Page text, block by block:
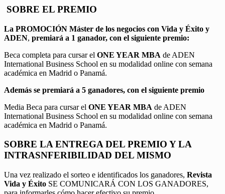
SOBRE EL PREMIO
La PROMOCIÓN Máster de los negocios con Vida y Éxito y
ADEN, premiará a 1 ganador, con el siguiente premio:
Beca completa para cursar el ONE YEAR MBA de ADEN
International Business School en su modalidad online con semana
académica en Madrid o Panamá.
Además se premiará a 5 ganadores, con el siguiente premio
Media Beca para cursar el ONE YEAR MBA de ADEN
International Business School en su modalidad online con semana
académica en Madrid o Panamá.
SOBRE LA ENTREGA DEL PREMIO Y LA
INTRASNFERIBILIDAD DEL MISMO
Una vez realizado el sorteo e identificados los ganadores, Revista
Vida y Éxito SE COMUNICARÁ CON LOS GANADORES,